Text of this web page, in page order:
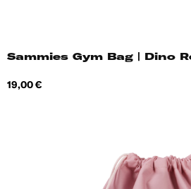
Sammies Gym Bag | Dino
Hind
19,00 €